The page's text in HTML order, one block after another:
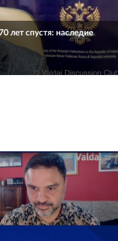
лет спустя: наследие